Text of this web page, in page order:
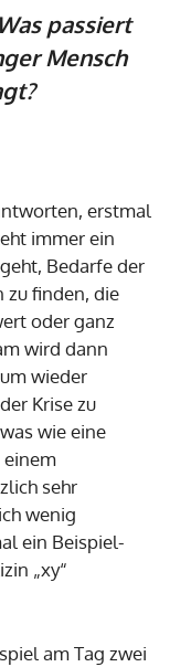
passiert
Mensch
erstmal
immer ein
Bedarfe der
zu finden, die
oder ganz
wird dann
wieder
Krise zu
wie eine
sehr
wenig
ein Beispiel-
„xy“
am Tag zwei